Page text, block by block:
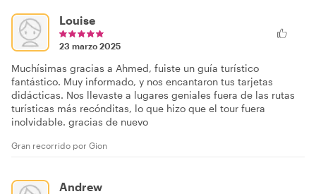
Louise
23 marzo 2025
Muchísimas gracias a Ahmed, fuiste un guía turístico
fantástico. Muy informado, y nos encantaron tus tarjetas
didácticas. Nos llevaste a lugares geniales fuera de las rutas
turísticas más recónditas, lo que hizo que el tour fuera
inolvidable. gracias de nuevo
Gran recorrido por Gion
Andrew